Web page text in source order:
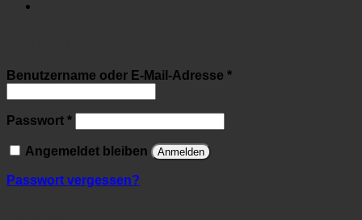
Benutzername oder E-Mail-Adresse *Erforderlich
Passwort *Erforderlich
Angemeldet bleiben Anmelden
Passwort vergessen?